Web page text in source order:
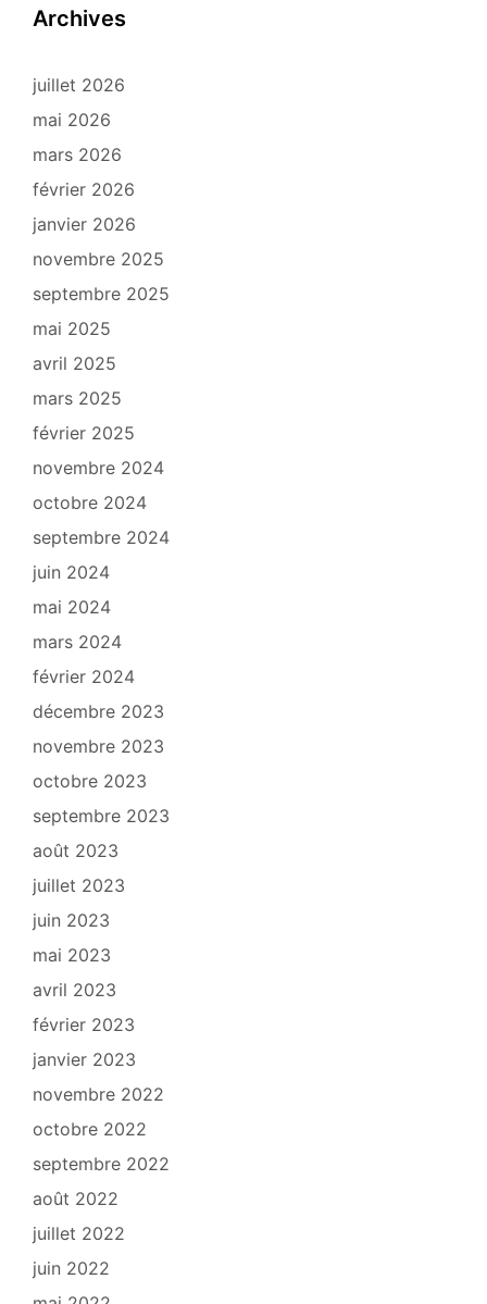
Archives
juillet 2026
mai 2026
mars 2026
février 2026
janvier 2026
novembre 2025
septembre 2025
mai 2025
avril 2025
mars 2025
février 2025
novembre 2024
octobre 2024
septembre 2024
juin 2024
mai 2024
mars 2024
février 2024
décembre 2023
novembre 2023
octobre 2023
septembre 2023
août 2023
juillet 2023
juin 2023
mai 2023
avril 2023
février 2023
janvier 2023
novembre 2022
octobre 2022
septembre 2022
août 2022
juillet 2022
juin 2022